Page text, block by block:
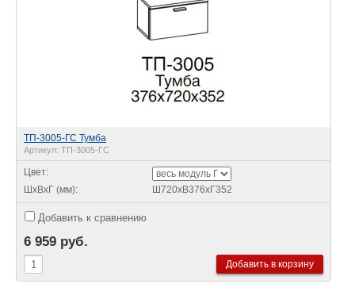
ТП-3005-ГС Тумба
Артикул: ТП-3005-ГС
Цвет:
ШхВхГ (мм):
Ш720хВ376хГ352
Добавить к сравнению
6 959 руб.